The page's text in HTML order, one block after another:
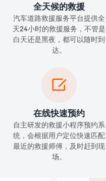
全天候的救援
汽车道路救援服务平台提供全
天24小时的救援服务，不管是
白天还是黑夜，都可以随时到
达。

在线快速预约
自主研发的救援小程序预约系
统，会根据用户定位快速匹配
最近的救援师傅，及时赶到现
场。